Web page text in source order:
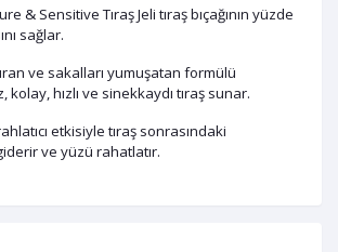
& Sensitive Tıraş Jeli tıraş bıçağının yüzde
sağlar.
ve sakalları yumuşatan formülü
kolay, hızlı ve sinekkaydı tıraş sunar.
etkisiyle tıraş sonrasındaki
ve yüzü rahatlatır.